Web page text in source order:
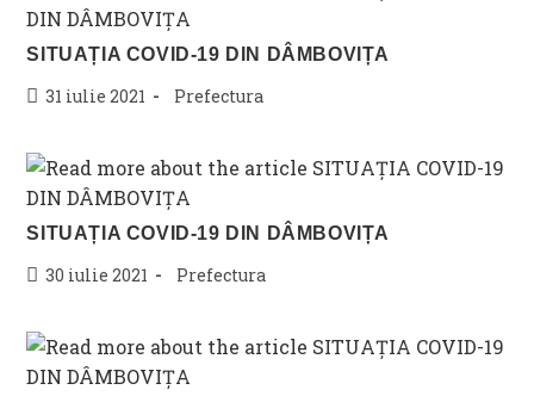
SITUAȚIA COVID-19 DIN DÂMBOVIȚA
Post31 iulie 2021
Post
Prefectura
SITUAȚIA COVID-19 DIN DÂMBOVIȚA
Post30 iulie 2021
Post
Prefectura